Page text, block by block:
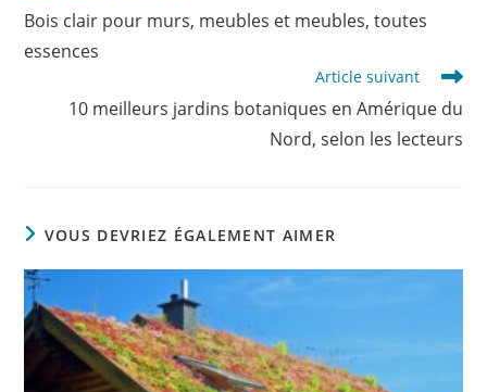
articles
Bois clair pour murs, meubles et meubles, toutes
essences
Article suivant
10 meilleurs jardins botaniques en Amérique du
Nord, selon les lecteurs
VOUS DEVRIEZ ÉGALEMENT AIMER